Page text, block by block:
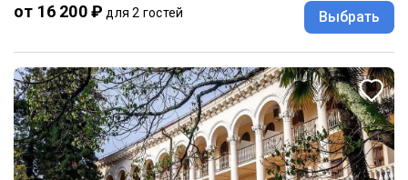
от 16 200 ₽ для 2 гостей Выбрать